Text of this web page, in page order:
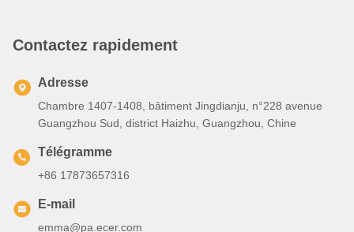
Contactez rapidement
Adresse
Chambre 1407-1408, bâtiment Jingdianju, n°228 avenue
Guangzhou Sud, district Haizhu, Guangzhou, Chine
Télégramme
+86 17873657316
E-mail
emma@pa.ecer.com